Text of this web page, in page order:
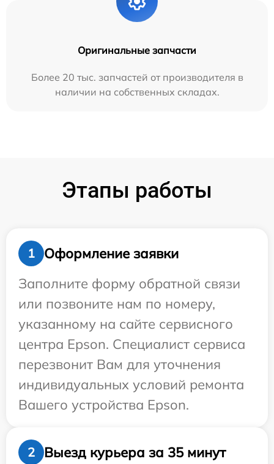
Оригинальные запчасти
Более 20 тыс. запчастей от производителя в
наличии на собственных складах.
Этапы работы
1
Оформление заявки
Заполните форму обратной связи
или позвоните нам по номеру,
указанному на сайте сервисного
центра Epson. Специалист сервиса
перезвонит Вам для уточнения
индивидуальных условий ремонта
Вашего устройства Epson.
2
Выезд курьера за 35 минут